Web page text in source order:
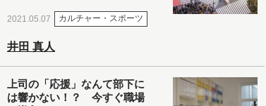
2021.05.07 カルチャー・スポーツ
井田 真人
上司の「応援」なんて部下に
は響かない！？ 今すぐ職場